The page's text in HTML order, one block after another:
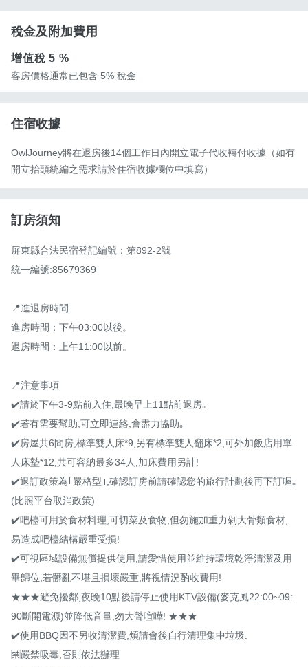
稅金及附加費用
增值稅5 %
客房價格通常已包含 5% 稅金
住宿收據
OwlJourney將在退房後14個工作日內開立電子代收轉付收據（如有
開立抬頭統編之需求請於住宿收據欄位中填寫）
訂房須知
屏東縣合法民宿登記編號：第892-2號
統一編號:85679369
📍進退房時間
進房時間：下午03:00以後。
退房時間：上午11:00以前。
📍注意事項
✔️請於下午3-9點前入住,最晚早上11點前退房｡
✔️若有需要幫助,可立即連絡,會盡力協助｡
✔️房屋共6間房,標準雙人床*9,另有標準雙人翻床*2,可外加飯店用單
人床墊*12,共可容納最多34人,加床費用另計!
✔️退訂政策為｢嚴格型｣,確認訂房前請確認您的旅行計劃後再下訂喔｡
(比照平台取消政策)
✔️吧檯可用於食材料理,可切菜及食物,但勿施加重力剁大骨類食材,
易造成吧檯結構嚴重受損!
✔️可視區域設備無償提供使用,請愛惜使用並維持環境乾淨清潔及用
畢歸位,若髒亂不堪且損壞嚴重,將視情況酌收費用!
★★★避免擾鄰,夜晚10點後請停止使用KTV設備(麥克風22:00~09:
90斷開電源)並降低音量,勿大聲喧嘩! ★★★
✔️使用BBQ因不另收清潔費,煩請會後自行清理集中垃圾.
🈲️嚴禁吸毒,否則依法辦理